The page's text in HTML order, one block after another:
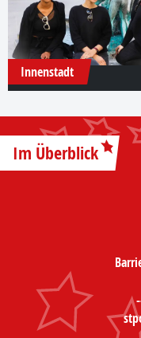
Innenstadt
Im Überblick